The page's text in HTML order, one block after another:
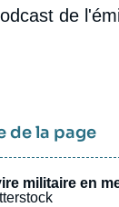
de
de la page
militaire en